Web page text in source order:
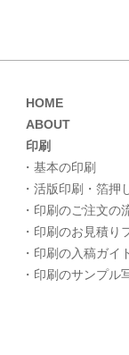
HOME
ABOUT
印刷
・基本の印刷
・活版印刷・箔押
・印刷のご注文の
・印刷のお見積り
・印刷の入稿ガイ
・印刷のサンプル